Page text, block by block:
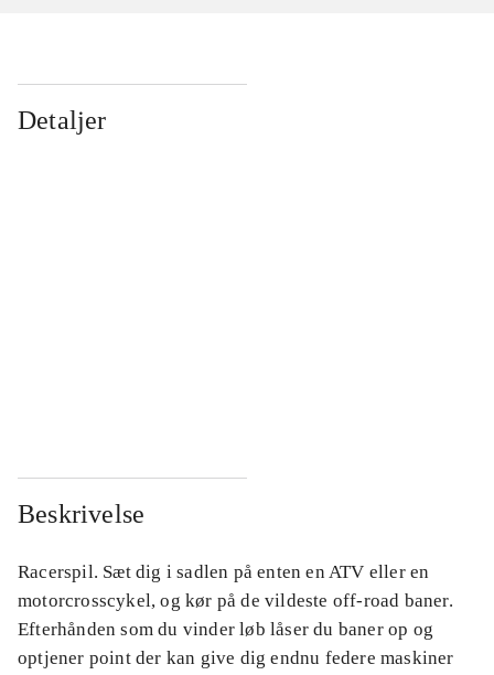
Detaljer
Beskrivelse
Racerspil. Sæt dig i sadlen på enten en ATV eller en
motorcrosscykel, og kør på de vildeste off-road baner.
Efterhånden som du vinder løb låser du baner op og
optjener point der kan give dig endnu federe maskiner